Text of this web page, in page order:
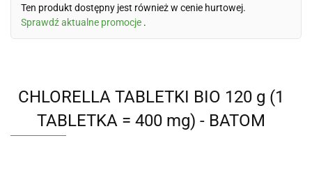
Ten produkt dostępny jest również w cenie hurtowej.
Sprawdź aktualne promocje .
CHLORELLA TABLETKI BIO 120 g (1
TABLETKA = 400 mg) - BATOM